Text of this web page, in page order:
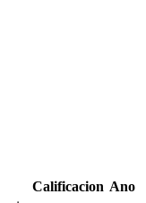
Calificacion Ano